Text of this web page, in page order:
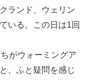
ランド、ウェリン
いる。この日は1回
がウォーミングア
、ふと疑問を感じ